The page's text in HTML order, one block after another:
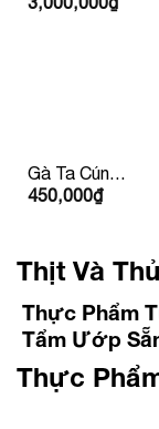
Gà Ta Cúng
Hấp Sẵn
450,000₫
Thịt Và
Thực Phẩm
Tẩm Ướp
Thực